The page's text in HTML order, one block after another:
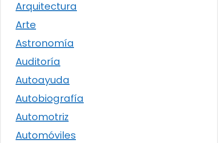
Arquitectura
Arte
Astronomía
Auditoría
Autoayuda
Autobiografía
Automotriz
Automóviles